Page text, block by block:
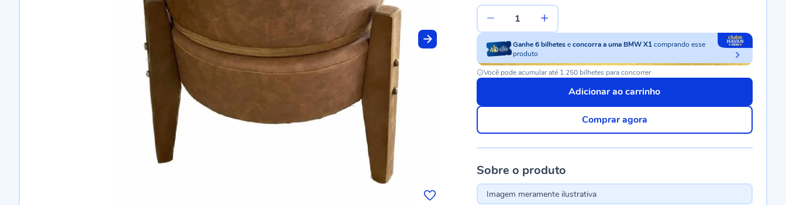
Ganhe6 bilhetes econcorra a uma BMW X1comprando esse
produto
Você pode acumular até 1.250 bilhetes para concorrer
Adicionar ao carrinho
Comprar agora
Sobre o produto
Imagem meramente ilustrativa